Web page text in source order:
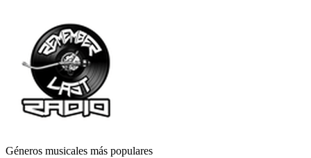
Géneros musicales más populares